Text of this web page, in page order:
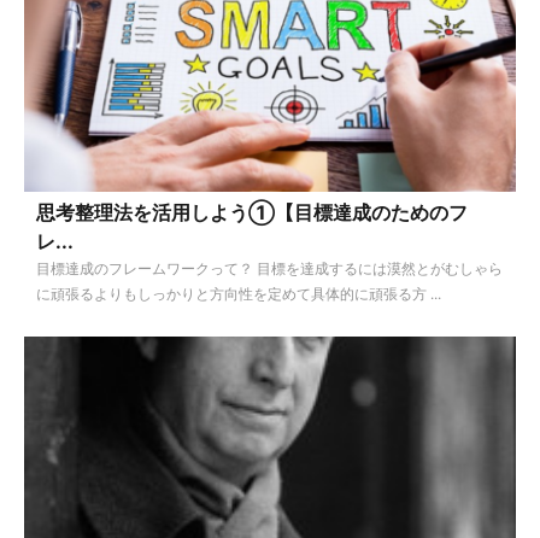
思考整理法を活用しよう①【目標達成のためのフ
レ...
目標達成のフレームワークって？ 目標を達成するには漠然とがむしゃら
に頑張るよりもしっかりと方向性を定めて具体的に頑張る方 ...